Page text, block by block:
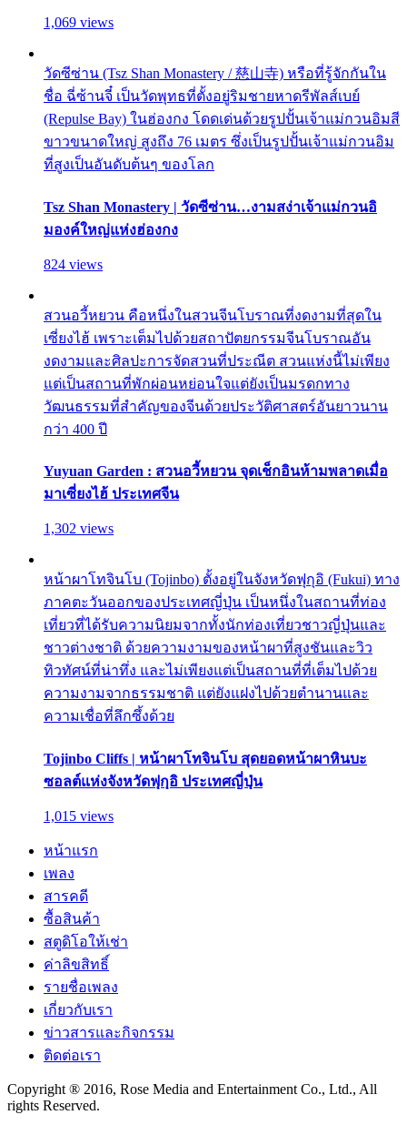
1,069 views
วัดซีซ่าน (Tsz Shan Monastery / 慈山寺) หรือที่รู้จักกันใน
ชื่อ ฉี่ซ้านจี๋ เป็นวัดพุทธที่ตั้งอยู่ริมชายหาดรีพัลส์เบย์
(Repulse Bay) ในฮ่องกง โดดเด่นด้วยรูปปั้นเจ้าแม่กวนอิมสี
ขาวขนาดใหญ่ สูงถึง 76 เมตร ซึ่งเป็นรูปปั้นเจ้าแม่กวนอิม
ที่สูงเป็นอันดับต้นๆ ของโลก
Tsz Shan Monastery | วัดซีซ่าน…งามสง่าเจ้าแม่กวนอิ
มองค์ใหญ่แห่งฮ่องกง
824 views
สวนอวี้หยวน คือหนึ่งในสวนจีนโบราณที่งดงามที่สุดใน
เซี่ยงไฮ้ เพราะเต็มไปด้วยสถาปัตยกรรมจีนโบราณอัน
งดงามและศิลปะการจัดสวนที่ประณีต สวนแห่งนี้ไม่เพียง
แต่เป็นสถานที่พักผ่อนหย่อนใจแต่ยังเป็นมรดกทาง
วัฒนธรรมที่สำคัญของจีนด้วยประวัติศาสตร์อันยาวนาน
กว่า 400 ปี
Yuyuan Garden : สวนอวี้หยวน จุดเช็กอินห้ามพลาดเมื่อ
มาเซี่ยงไฮ้ ประเทศจีน
1,302 views
หน้าผาโทจินโบ (Tojinbo) ตั้งอยู่ในจังหวัดฟุกุอิ (Fukui) ทาง
ภาคตะวันออกของประเทศญี่ปุ่น เป็นหนึ่งในสถานที่ท่อง
เที่ยวที่ได้รับความนิยมจากทั้งนักท่องเที่ยวชาวญี่ปุ่นและ
ชาวต่างชาติ ด้วยความงามของหน้าผาที่สูงชันและวิว
ทิวทัศน์ที่น่าทึ่ง และไม่เพียงแต่เป็นสถานที่ที่เต็มไปด้วย
ความงามจากธรรมชาติ แต่ยังแฝงไปด้วยตำนานและ
ความเชื่อที่ลึกซึ้งด้วย
Tojinbo Cliffs | หน้าผาโทจินโบ สุดยอดหน้าผาหินบะ
ซอลต์แห่งจังหวัดฟุกุอิ ประเทศญี่ปุ่น
1,015 views
หน้าแรก
เพลง
สารคดี
ซื้อสินค้า
สตูดิโอให้เช่า
ค่าลิขสิทธิ์
รายชื่อเพลง
เกี่ยวกับเรา
ข่าวสารและกิจกรรม
ติดต่อเรา
Copyright ® 2016, Rose Media and Entertainment Co., Ltd., All
rights Reserved.